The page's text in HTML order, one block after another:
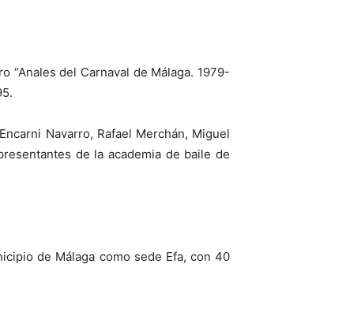
“Anales del Carnaval de Málaga. 1979-
Navarro, Rafael Merchán, Miguel
de la academia de baile de
de Málaga como sede Efa, con 40